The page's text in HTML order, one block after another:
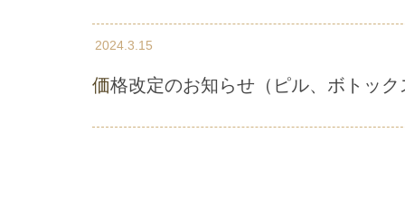
2024.3.15
価格改定のお知らせ（ピル、ボトック